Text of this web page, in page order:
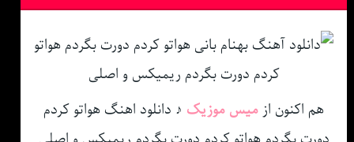
هم اکنون ازمیس موزیک ♪ دانلود اهنگ هواتو کردم